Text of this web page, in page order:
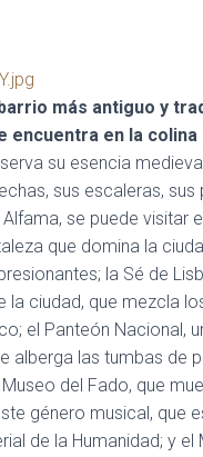
más antiguo y
encuentra en la
su esencia
sus escaleras, sus
se puede visitar
que domina la
la Sé de
la ciudad, que mezcla
el Panteón Nacional,
alberga las tumbas de
Museo del Fado, que
género musical, que
de la Humanidad; y